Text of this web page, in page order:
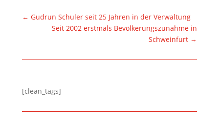
← Gudrun Schuler seit 25 Jahren in der Verwaltung
Seit 2002 erstmals Bevölkerungszunahme in
Schweinfurt →
[clean_tags]